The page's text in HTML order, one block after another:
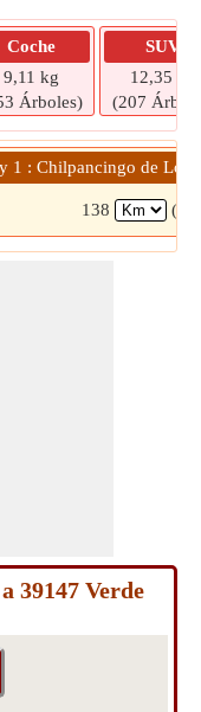
Coche
9,11 kg
Árboles)
SUV
12,35 kg
(207
1 : Chilpancingo de Los
138 (2
39147 Verde